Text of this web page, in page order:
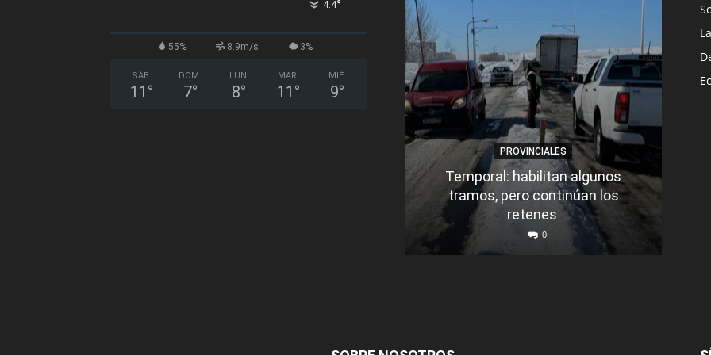
4.4°
55% 8.9m/s 3%
SÁB
11 °
DOM
7°
LUN
8°
MAR
11 °
MIÉ
9°
PROVINCIALES
Temporal: habilitan algunos
tramos, pero continúan los
retenes
0